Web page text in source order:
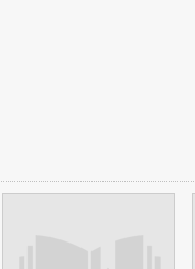
МАНДРІВЕЦЬ